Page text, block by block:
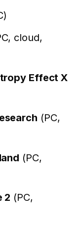
cloud,
Effect X
(PC,
(PC,
2 (PC,